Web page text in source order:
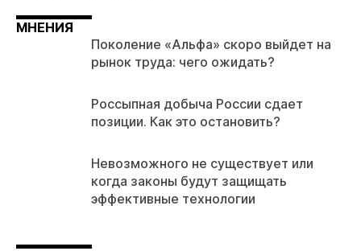
МНЕНИЯ
Поколение «Альфа» скоро выйдет на
рынок труда: чего ожидать?
Россыпная добыча России сдает
позиции. Как это остановить?
Невозможного не существует или
когда законы будут защищать
эффективные технологии